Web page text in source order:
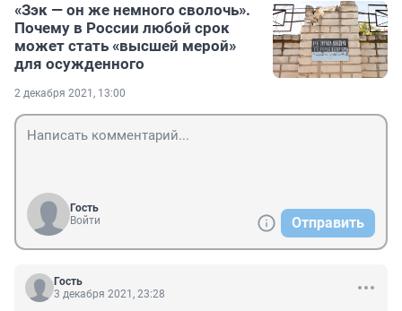
«Зэк — он же немного сволочь».
Почему в России любой срок
может стать «высшей мерой»
для осужденного
2 декабря 2021, 13:00
Гость
Войти
Отправить
Гость
3 декабря 2021, 23:28